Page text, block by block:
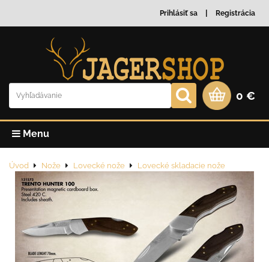
Prihlásiť sa Registrácia
0 €
Menu
Úvod Nože Lovecké nože Lovecké skladacie nože